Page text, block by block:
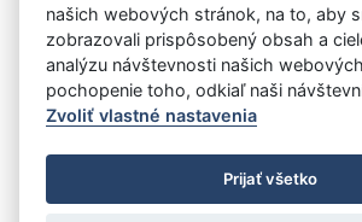
Vystavil:Ministerstvo dopravy
Úrad vlády SR
- Všetky práva
Prehlásenie o prístupnosti
Zmluvy do
Nastavenia cookies
našich webových stránok, na to, aby
zobrazovali prispôsobený obsah a
analýzu návštevnosti našich
pochopenie toho, odkiaľ naši
Zvoliť vlastné nastavenia
Prijať všetko